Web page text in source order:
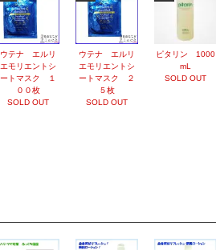
ウテナ エルリ
エモリエントシ
ートマスク １
００枚
SOLD OUT
ウテナ エルリ
エモリエントシ
ートマスク ２
５枚
SOLD OUT
ピタリン 1000
mL
SOLD OUT